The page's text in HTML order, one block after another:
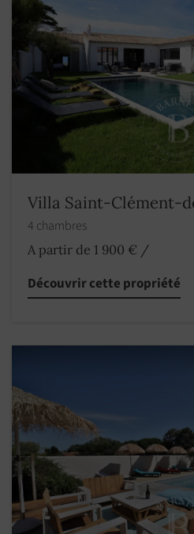
Villa Saint-Clément-
4 chambres
A partir de 1 900 € /
Découvrir cette propriété